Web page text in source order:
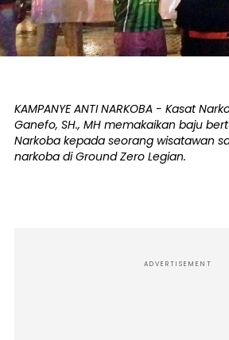
KAMPANYE ANTI NARKOBA - Kasat
Ganefo, SH., MH memakaikan baju
Narkoba kepada seorang wisatawan
narkoba di Ground Zero Legian.
ADVERTISEMENT